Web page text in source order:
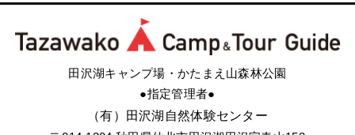
田沢湖キャンプ場・かたまえ山森林公園
●指定管理者●
（有）田沢湖自然体験センター